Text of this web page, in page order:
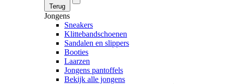
Terug
Jongens
Sneakers
Klittebandschoenen
Sandalen en slippers
Booties
Laarzen
Jongens pantoffels
Bekijk alle jongens